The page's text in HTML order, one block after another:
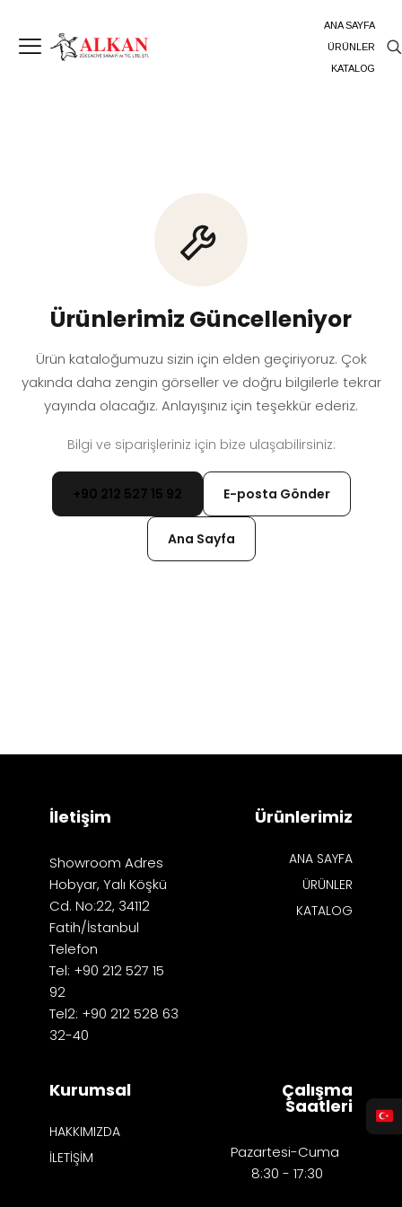
ANA SAYFA
ÜRÜNLER
KATALOG
Ürünlerimiz Güncelleniyor
Ürün kataloğumuzu sizin için elden geçiriyoruz. Çok
yakında daha zengin görseller ve doğru bilgilerle tekrar
yayında olacağız. Anlayışınız için teşekkür ederiz.
Bilgi ve siparişleriniz için bize ulaşabilirsiniz:
+90 212 527 15 92 E-posta Gönder
Ana Sayfa
İletişim
Showroom Adres
Hobyar, Yalı Köşkü
Cd. No:22, 34112
Fatih/İstanbul
Telefon
Tel: +90 212 527 15
92
Tel2: +90 212 528 63
32-40
Ürünlerimiz
ANA SAYFA
ÜRÜNLER
KATALOG
Kurumsal
HAKKIMIZDA
İLETİŞİM
Çalışma
Saatleri
Pazartesi-Cuma
8:30 - 17:30​​